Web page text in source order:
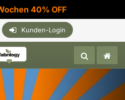
40% OFF
Kunden-Login